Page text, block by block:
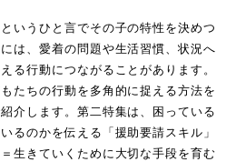
いうひと言でその子の特性を決めつ
は、愛着の問題や生活習慣、状況へ
る行動につながることがあります。
たちの行動を多角的に捉える方法を
介します。第二特集は、困っている
るのかを伝える「援助要請スキル」
生きていくために大切な手段を育む